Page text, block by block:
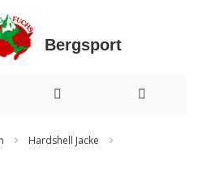
Bergsport
Hardshell Jacke